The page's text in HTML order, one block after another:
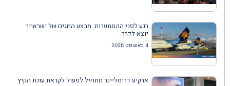
רגע לפני ההסתערות: מבצע החגים של ישראייר
יוצא לדרך
4 באוגוסט 2026
ארקיע דרימליינר מתחיל לפעול לקראת עונת הקיץ